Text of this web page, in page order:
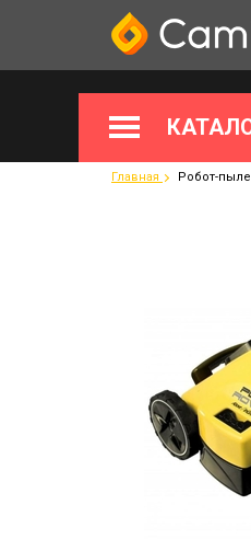
Главная Робот-